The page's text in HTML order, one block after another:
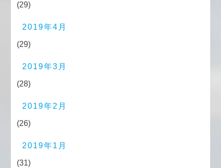
(29)
2019年4月
(29)
2019年3月
(28)
2019年2月
(26)
2019年1月
(31)